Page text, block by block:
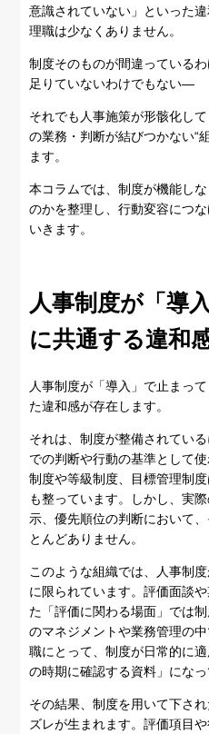
意識されていない」といった
理職は少なくありません。
制度そのものが間違っている
足りていないわけでもない―
それでも人事施策が形骸化し
の業務・判断が結びつかない“
ます。
本コラムでは、制度が機能し
のかを整理し、行動変容につ
いきます。
人事制度が「導
に共通する違和
人事制度が「導入」で止まっ
た違和感が存在します。
それは、制度が整備されてい
での判断や行動の基準として
制度や等級制度、目標管理制
も整っています。しかし、実
示、優先順位の判断において
とんどありません。
このような組織では、人事制
に限られています。評価面談
た「評価に関わる場面」では
のマネジメントや業務管理の
職にとって、制度が日常的に
の時期に確認する資料」になっ
その結果、制度を用いて下さ
ズレが生まれます。評価項目